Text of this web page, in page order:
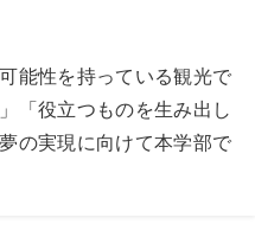
能性を持っている観光で
「役立つものを生み出し
の実現に向けて本学部で